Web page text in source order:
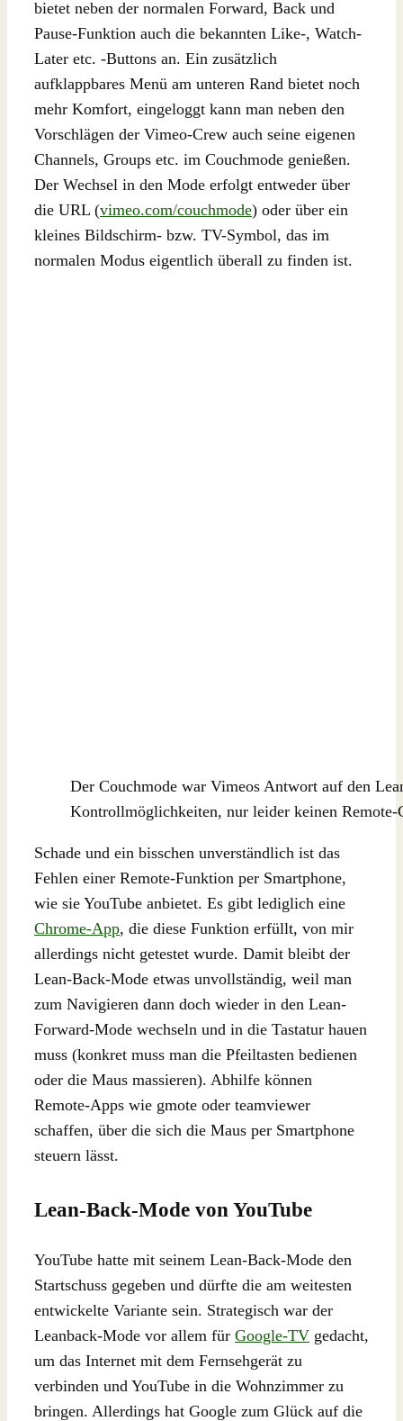
bietet neben der normalen Forward, Back und
Pause-Funktion auch die bekannten Like-, Watch-
Later etc. -Buttons an. Ein zusätzlich
aufklappbares Menü am unteren Rand bietet noch
mehr Komfort, eingeloggt kann man neben den
Vorschlägen der Vimeo-Crew auch seine eigenen
Channels, Groups etc. im Couchmode genießen.
Der Wechsel in den Mode erfolgt entweder über
die URL (vimeo.com/couchmode) oder über ein
kleines Bildschirm- bzw. TV-Symbol, das im
normalen Modus eigentlich überall zu finden ist.
Der Couchmode war Vimeos Antwort auf den
Kontrollmöglichkeiten, nur leider keinen Remote-
Schade und ein bisschen unverständlich ist das
Fehlen einer Remote-Funktion per Smartphone,
wie sie YouTube anbietet. Es gibt lediglich eine
Chrome-App, die diese Funktion erfüllt, von mir
allerdings nicht getestet wurde. Damit bleibt der
Lean-Back-Mode etwas unvollständig, weil man
zum Navigieren dann doch wieder in den Lean-
Forward-Mode wechseln und in die Tastatur hauen
muss (konkret muss man die Pfeiltasten bedienen
oder die Maus massieren). Abhilfe können
Remote-Apps wie gmote oder teamviewer
schaffen, über die sich die Maus per Smartphone
steuern lässt.
Lean-Back-Mode von YouTube
YouTube hatte mit seinem Lean-Back-Mode den
Startschuss gegeben und dürfte die am weitesten
entwickelte Variante sein. Strategisch war der
Leanback-Mode vor allem für Google-TV gedacht,
um das Internet mit dem Fernsehgerät zu
verbinden und YouTube in die Wohnzimmer zu
bringen. Allerdings hat Google zum Glück auf die